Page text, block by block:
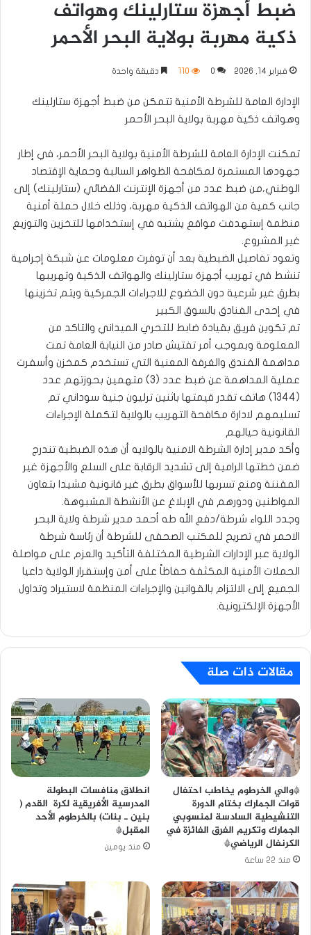
ضبط أجهزة ستارلينك وهواتف
ذكية مهربة بولاية البحر الأحمر
فبراير 14, 2026 0
110 دقيقة واحدة
الإدارة العامة للشرطة الأمنية تتمكن من ضبط أجهزة ستارلينك
وهواتف ذكية مهربة بولاية البحر الأحمر
تمكنت الإدارة العامة للشرطة الأمنية بولاية البحر الأحمر، في إطار
جهودها المستمرة لمكافحة الظواهر السالبة وحماية الإقتصاد
الوطني،من ضبط عدد من أجهزة الإنترنت الفضائي (ستارلينك) إلى
جانب كمية من الهواتف الذكية مهربة، وذلك خلال حملة أمنية
منظمة إستهدفت مواقع يشتبه في إستخدامها للتخزين والتوزيع
غير المشروع.
وتعود تفاصيل الضبطية بعد أن توفرت معلومات عن شبكة إجرامية
تنشط في تهريب أجهزة ستارلينك والهواتف الذكية وتهريبها
بطرق غير شرعية دون الخضوع للاجراءات الجمركية ويتم تخزينها
في إحدى الفنادق بالسوق الكبير
تم تكوين فريق بقيادة ضابط للتحري الميداني والتاكد من
المعلومة وبموجب أمر تفتيش صادر من النيابة العامة تمت
مداهمة الفندق والغرفة المعنية التي تستخدم كمخزن وأسفرت
عملية المداهمة عن ضبط عدد (3) متهمين بحوزتهم عدد
(1344) هاتف تقدر قيمتها باثنين ترليون جنية سوداني تم
تسليمهم لادارة مكافحة التهريب بالولاية لتكملة الإجراءات
القانونية حيالهم
وأكد مدير إدارة الشرطة الامنية بالولايه أن هذه الضبطية تندرج
ضمن خطتها الرامية إلى تشديد الرقابة على السلع والأجهزة غير
المقننة ومنع تسربها للأسواق بطرق غير قانونية مشيدا بتعاون
المواطنين ودورهم في الإبلاغ عن الأنشطة المشبوهة.
وجدد اللواء شرطة/دفع الله طه أحمد مدير شرطة ولاية البحر
الاحمر في تصريح للمكتب الصحفى للشرطة أن رئاسة شرطة
الولاية عبر الإدارات الشرطية المختلفة التأكيد والعزم على مواصلة
الحملات الأمنية المكثفة حفاظاً على أمن وإستقرار الولاية داعيا
الجميع إلى الالتزام بالقوانين والإجراءات المنظمة لاستيراد وتداول
الأجهزة الإلكترونية.
مقالات ذات صلة
*والي الخرطوم يخاطب احتفال
قوات الجمارك بختام الدورة
التنشيطية السادسة لمنسوبي
الجمارك وتكريم الفرق الفائزة في
الكرنفال الرياضي*
منذ 22 ساعة
انطلاق منافسات البطولة
المدرسية الأفريقية لكرة القدم (
بنين ـ بنات) بالخرطوم الأحد
المقبل*
منذ يومين